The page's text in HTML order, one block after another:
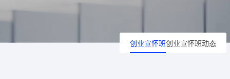
创业宣怀班创业宣怀班动态